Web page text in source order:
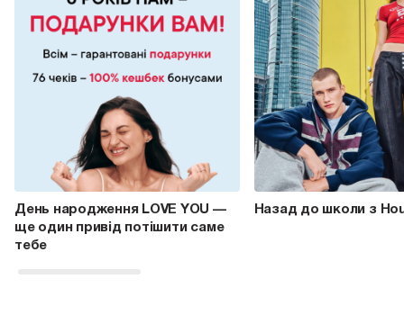
День народження LOVE YOU —
ще один привід потішити саме
тебе
Назад до школи з